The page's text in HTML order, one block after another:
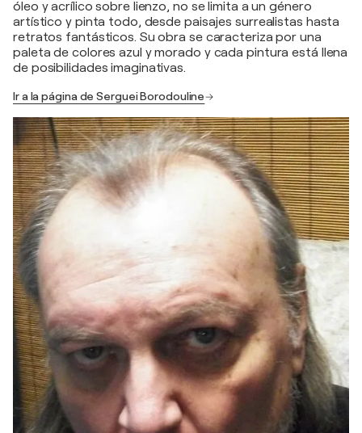
óleo y acrílico sobre lienzo, no se limita a un género
artístico y pinta todo, desde paisajes surrealistas hasta
retratos fantásticos. Su obra se caracteriza por una
paleta de colores azul y morado y cada pintura está llena
de posibilidades imaginativas.
Ir a la página de Serguei Borodouline